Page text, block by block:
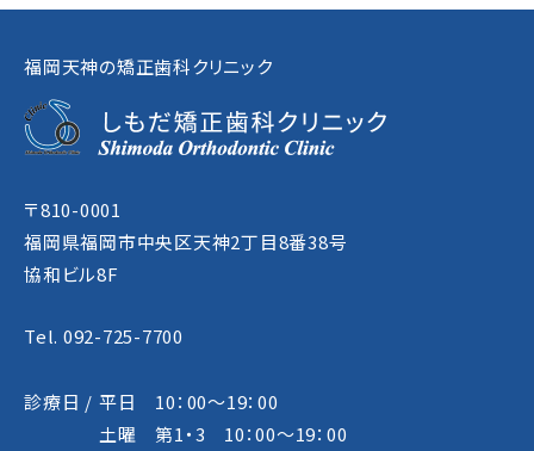
福岡天神の矯正歯科クリニック
〒810-0001
福岡県福岡市中央区天神2丁目8番38号
協和ビル8F
Tel. 092-725-7700
診療日 / 平日 10：00～19：00
土曜 第1・3 10：00～19：00